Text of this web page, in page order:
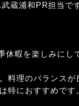
蔵浦和PR担当で
暇を楽しみにし
料理のバランス
におすすめです